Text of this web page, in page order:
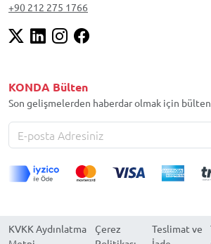
+90 212 275 1766
KONDA Bülten
Son gelişmelerden haberdar olmak için
KVKK Aydınlatma
Çerez
Teslimat ve